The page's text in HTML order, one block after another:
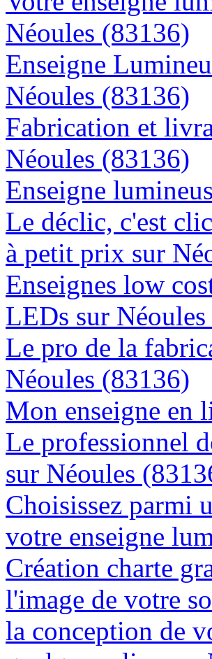
Néoules (83136)
Enseigne
Néoules (83136)
Fabrication et
Néoules (83136)
Enseigne
Le déclic, c'est
à petit prix sur
Enseignes low
LEDs sur
Le pro de la
Néoules (83136)
Mon enseigne en
Le professionnel
sur Néoules
Choisissez parmi
votre enseigne
Création charte
l'image de votre
la conception de